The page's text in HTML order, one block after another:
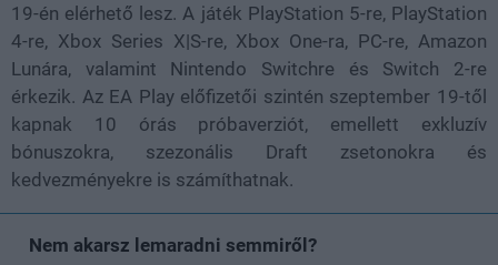
19-én elérhető lesz. A játék PlayStation 5-re, PlayStation
4-re, Xbox Series X|S-re, Xbox One-ra, PC-re, Amazon
Lunára, valamint Nintendo Switchre és Switch 2-re
érkezik. Az EA Play előfizetői szintén szeptember 19-től
kapnak 10 órás próbaverziót, emellett exkluzív
bónuszokra, szezonális Draft zsetonokra és
kedvezményekre is számíthatnak.
Nem akarsz lemaradni semmiről?